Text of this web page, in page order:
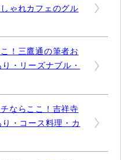
ゃれカフェのグル
！三鷹通の筆者お
・リーズナブル・
ならここ！吉祥寺
・コース料理・カ